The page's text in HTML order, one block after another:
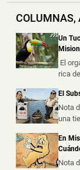
📅
la
Un
📅
Un
COLUMNAS,
Un
El
rica
El
Nota
una
En
Nota